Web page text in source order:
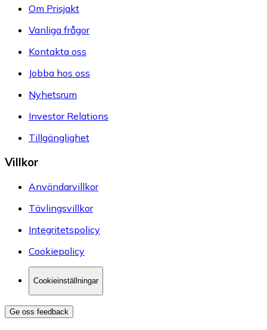
Om Prisjakt
Vanliga frågor
Kontakta oss
Jobba hos oss
Nyhetsrum
Investor Relations
Tillgänglighet
Villkor
Användarvillkor
Tävlingsvillkor
Integritetspolicy
Cookiepolicy
Cookieinställningar
Ge oss feedback